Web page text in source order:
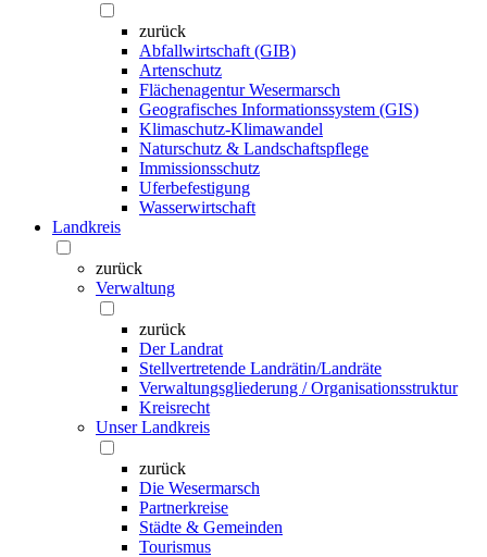
zurück
Abfallwirtschaft (GIB)
Artenschutz
Flächenagentur Wesermarsch
Geografisches Informationssystem (GIS)
Klimaschutz-Klimawandel
Naturschutz & Landschaftspflege
Immissionsschutz
Uferbefestigung
Wasserwirtschaft
Landkreis
zurück
Verwaltung
zurück
Der Landrat
Stellvertretende Landrätin/Landräte
Verwaltungsgliederung / Organisationsstruktur
Kreisrecht
Unser Landkreis
zurück
Die Wesermarsch
Partnerkreise
Städte & Gemeinden
Tourismus